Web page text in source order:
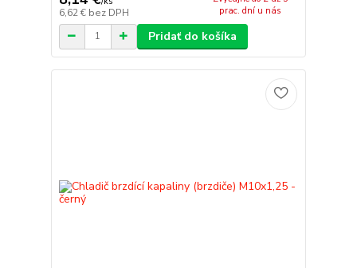
6,62 € bez DPH
prac. dní u nás
Pridať do košíka